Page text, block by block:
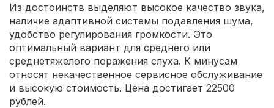
Из достоинств выделяют высокое качество звука,
наличие адаптивной системы подавления шума,
удобство регулирования громкости. Это
оптимальный вариант для среднего или
среднетяжелого поражения слуха. К минусам
относят некачественное сервисное обслуживание
и высокую стоимость. Цена достигает 22500
рублей.